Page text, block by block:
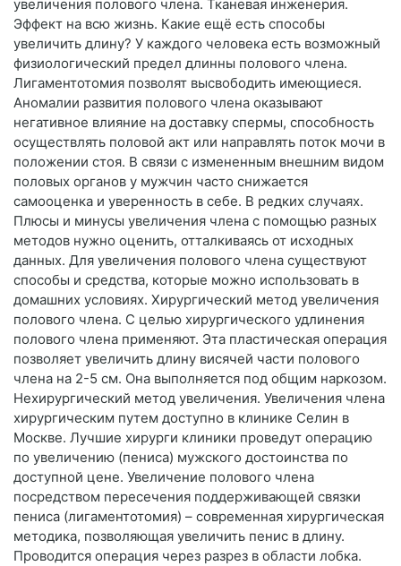
увеличения полового члена. Тканевая инженерия.
Эффект на всю жизнь. Какие ещё есть способы
увеличить длину? У каждого человека есть возможный
физиологический предел длинны полового члена.
Лигаментотомия позволят высвободить имеющиеся.
Аномалии развития полового члена оказывают
негативное влияние на доставку спермы, способность
осуществлять половой акт или направлять поток мочи в
положении стоя. В связи с измененным внешним видом
половых органов у мужчин часто снижается
самооценка и уверенность в себе. В редких случаях.
Плюсы и минусы увеличения члена с помощью разных
методов нужно оценить, отталкиваясь от исходных
данных. Для увеличения полового члена существуют
способы и средства, которые можно использовать в
домашних условиях. Хирургический метод увеличения
полового члена. С целью хирургического удлинения
полового члена применяют. Эта пластическая операция
позволяет увеличить длину висячей части полового
члена на 2-5 см. Она выполняется под общим наркозом.
Нехирургический метод увеличения. Увеличения члена
хирургическим путем доступно в клинике Селин в
Москве. Лучшие хирурги клиники проведут операцию
по увеличению (пениса) мужского достоинства по
доступной цене. Увеличение полового члена
посредством пересечения поддерживающей связки
пениса (лигаментотомия) – современная хирургическая
методика, позволяющая увеличить пенис в длину.
Проводится операция через разрез в области лобка.